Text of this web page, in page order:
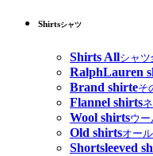
Shirtsシャツ
Shirts Allシャツ
RalphLauren
Brand shirteそ
Flannel shirts
Wool shirtsウー
Old shirtsオー
Shortsleeved